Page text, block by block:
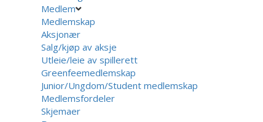
Medlem
Medlemskap
Aksjonær
Salg/kjøp av aksje
Utleie/leie av spillerett
Greenfeemedlemskap
Junior/Ungdom/Student medlemskap
Medlemsfordeler
Skjemaer